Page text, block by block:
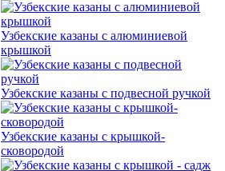
Узбекские казаны с алюминиевой
крышкой
Узбекские казаны с подвесной ручкой
Узбекские казаны с крышкой-
сковородой